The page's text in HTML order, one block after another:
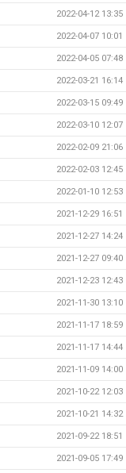
2022-04-12 13:35
2022-04-07 10:01
2022-04-05 07:48
2022-03-21 16:14
2022-03-15 09:49
2022-03-10 12:07
2022-02-09 21:06
2022-02-03 12:45
2022-01-10 12:53
2021-12-29 16:51
2021-12-27 14:24
2021-12-27 09:40
2021-12-23 12:43
2021-11-30 13:10
2021-11-17 18:59
2021-11-17 14:44
2021-11-09 14:00
2021-10-22 12:03
2021-10-21 14:32
2021-09-22 18:51
2021-09-05 17:49